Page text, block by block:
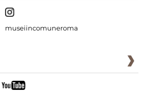
museiincomuneroma